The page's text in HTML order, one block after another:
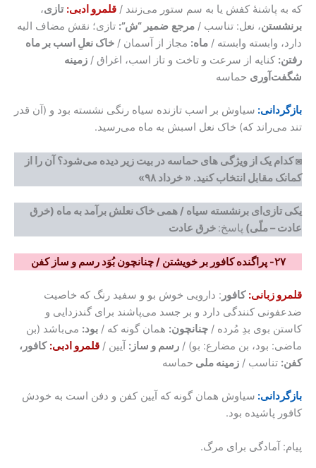
که به پاشنۀ کفش یا به سم ستور می‌زنند / قلمرو ادبی: تازی،
برنشستن، نعل: تناسب / مرجع ضمیر “ش”: تازی؛ نقش مضاف الیه
دارد، وابسته وابسته / ماه: مجاز از آسمان / خاک نعلِ اسب بر ماه
رفتن: کنایه از سرعت و تاخت و تاز اسب، اغراق / زمینه
شگفت‌آوری حماسه
بازگردانی: سیاوش بر اسب تازنده سیاه رنگی نشسته بود و (آن قدر
تند می‌راند که) خاک نعل اسبش به ماه می‌رسید.
◙ کدام یک از ویژگی های حماسه در بیت زیر دیده می‌شود؟ آن را از
کمانک مقابل انتخاب کنید. « خرداد ۹۸»
یکی تازی‌ای برنشسته سیاه / همی خاک نعلش برآمد به ماه (خرق
عادت – ملّی) پاسخ: خرق عادت
۲۷- پراگنده کافور بر خویشتن / چنانچون بُوَد رسم و ساز کفن
قلمرو زبانی: کافور : دارویی خوش بو و سفید رنگ که خاصیت
ضدعفونی کنندگی دارد و بر جسد می‌پاشند برای گندزدایی و
کاستن بوی بدِ مُرده / چنانچون: همان گونه که / بود: می‌باشد (بن
ماضی: بود، بن مضارع: بو) / رسم و ساز: آیین / قلمرو ادبی: کافور،
کفن: تناسب / زمینه ملی حماسه
بازگردانی: سیاوش همان گونه که آیین کفن و دفن است به خودش
کافور پاشیده بود.
پیام: آمادگی برای مرگ.